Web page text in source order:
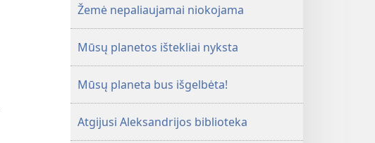
Žemė nepaliaujamai niokojama
Mūsų planetos ištekliai nyksta
Mūsų planeta bus išgelbėta!
Atgijusi Aleksandrijos biblioteka